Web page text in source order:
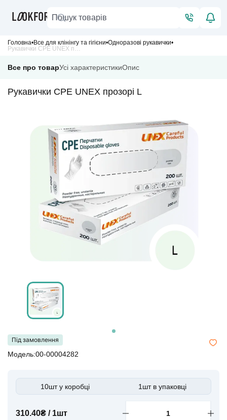
Головна Все для клінінгу та гігієни Одноразові рукавички
Рукавички CPE UNEX прозорі L
Все про товарУсі характеристикиОпис
Рукавички CPE UNEX прозорі L
Під замовлення
Модель:00-00004282
10шт у коробці 1шт в упаковці
310.40₴ / 1шт